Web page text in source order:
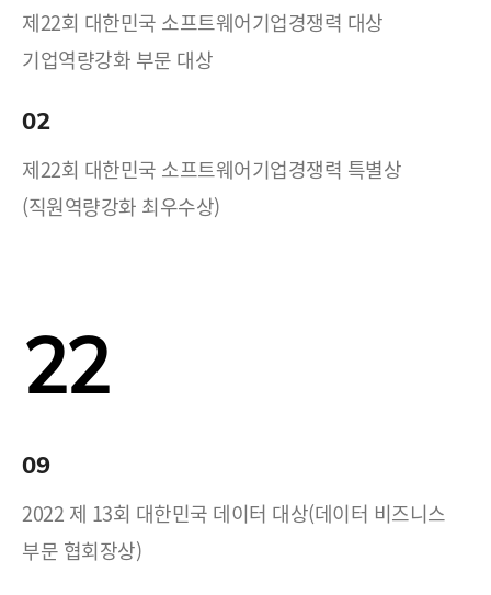
제22회 대한민국 소프트웨어기업경쟁력 대상
기업역량강화 부문 대상
02
제22회 대한민국 소프트웨어기업경쟁력 특별상
(직원역량강화 최우수상)
22
09
2022 제 13회 대한민국 데이터 대상(데이터 비즈니스
부문 협회장상)